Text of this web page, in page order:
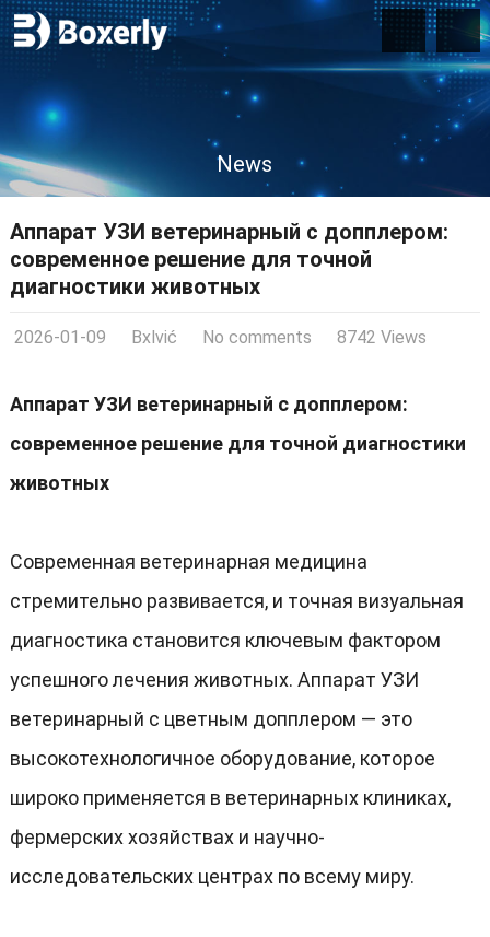
News
Аппарат УЗИ ветеринарный с допплером:
современное решение для точной
диагностики животных
2026-01-09 Bxlvić No comments 8742 Views
Аппарат УЗИ ветеринарный с допплером:
современное решение для точной диагностики
животных
Современная ветеринарная медицина
стремительно развивается, и точная визуальная
диагностика становится ключевым фактором
успешного лечения животных. Аппарат УЗИ
ветеринарный с цветным допплером — это
высокотехнологичное оборудование, которое
широко применяется в ветеринарных клиниках,
фермерских хозяйствах и научно-
исследовательских центрах по всему миру.